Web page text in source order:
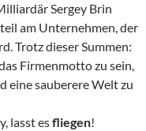
Sergey Brin
am Unternehmen, der
Trotz dieser Summen:
Firmenmotto zu sein,
eine sauberere Welt zu
lasst esfliegen!